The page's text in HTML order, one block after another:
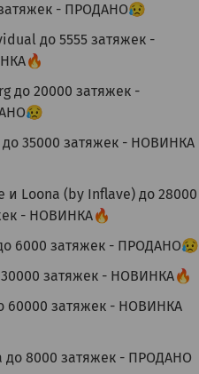
- ПРОДАНО😥
до 5555 затяжек -
до 20000 затяжек -
35000 затяжек - НОВИНКА
и Loona (by Inflave) до 28000
- НОВИНКА🔥
6000 затяжек - ПРОДАНО😥
30000 затяжек - НОВИНКА🔥
60000 затяжек - НОВИНКА
до 8000 затяжек - ПРОДАНО